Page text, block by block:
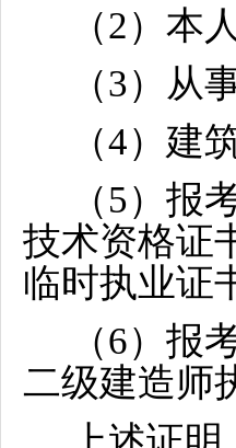
（2）本
（3）从
（4）建
（5）报
技术资格证
临时执业证
（6）报
二级建造师